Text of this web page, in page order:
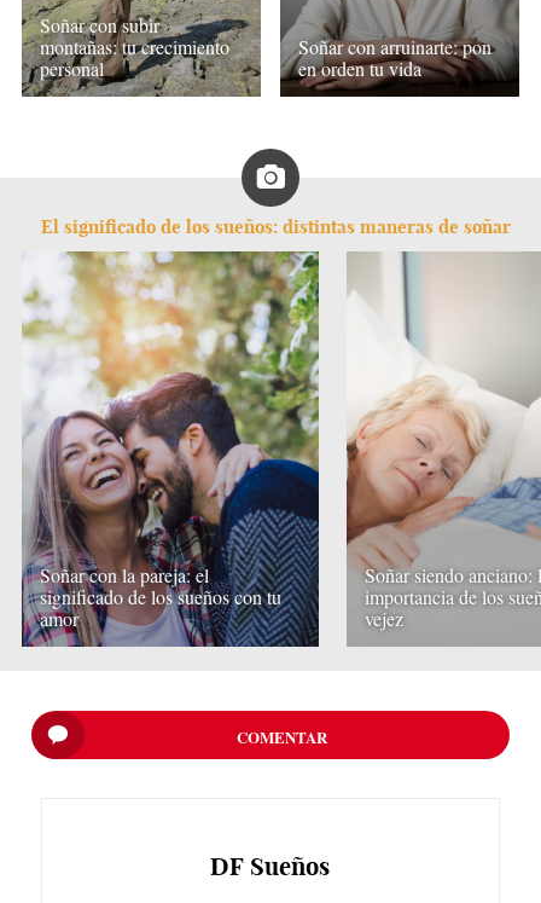
Soñar con subir
montañas: tu crecimiento
personal
Soñar con arruinarte: pon
en orden tu vida
El significado de los sueños: distintas maneras de soñar
Soñar con la pareja: el
significado de los sueños con tu
amor
Soñar siendo anciano:
importancia de los
vejez
COMENTAR
DF Sueños